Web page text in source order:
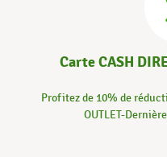
Carte CASH
Profitez de 10% de
OUTLET-